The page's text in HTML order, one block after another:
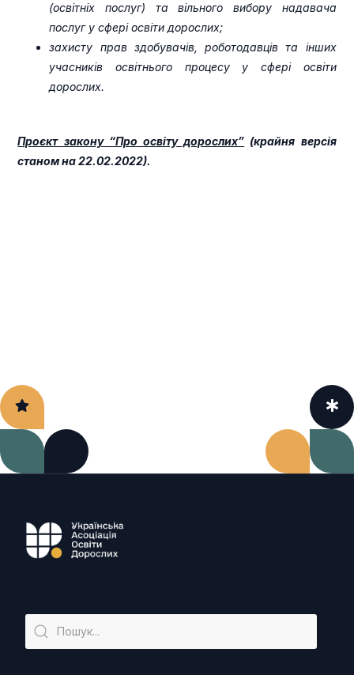
(освітніх послуг) та вільного вибору надавача
послуг у сфері освіти дорослих;
захисту прав здобувачів, роботодавців та інших
учасників освітнього процесу у сфері освіти
дорослих.
Проєкт закону “Про освіту дорослих” (крайня версія
станом на 22.02.2022).